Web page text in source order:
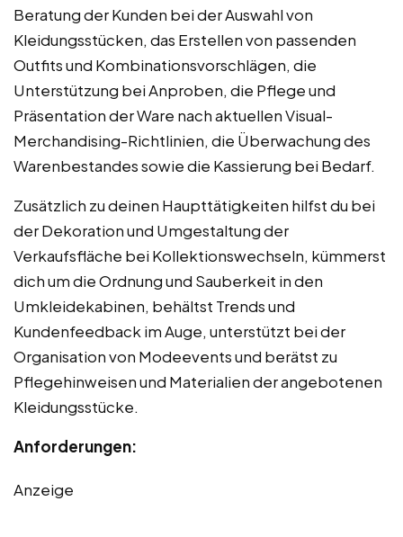
Beratung der Kunden bei der Auswahl von
Kleidungsstücken, das Erstellen von passenden
Outfits und Kombinationsvorschlägen, die
Unterstützung bei Anproben, die Pflege und
Präsentation der Ware nach aktuellen Visual-
Merchandising-Richtlinien, die Überwachung des
Warenbestandes sowie die Kassierung bei Bedarf.
Zusätzlich zu deinen Haupttätigkeiten hilfst du bei
der Dekoration und Umgestaltung der
Verkaufsfläche bei Kollektionswechseln, kümmerst
dich um die Ordnung und Sauberkeit in den
Umkleidekabinen, behältst Trends und
Kundenfeedback im Auge, unterstützt bei der
Organisation von Modeevents und berätst zu
Pflegehinweisen und Materialien der angebotenen
Kleidungsstücke.
Anforderungen:
Anzeige